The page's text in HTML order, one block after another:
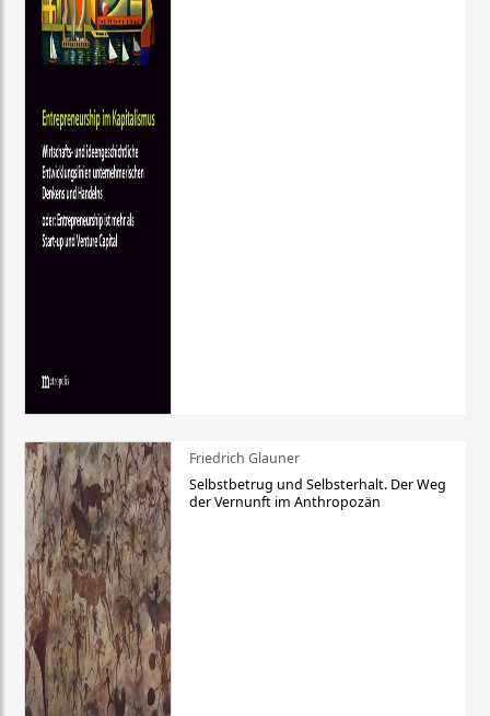
Friedrich Glauner
Selbstbetrug und Selbsterhalt. Der Weg
der Vernunft im Anthropozän